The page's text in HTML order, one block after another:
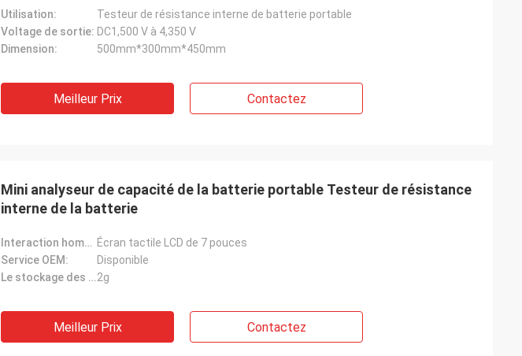
Utilisation:
Testeur de résistance interne de batterie portable
Voltage de sortie: DC1,500 V à 4,350 V
Dimension:
500mm*300mm*450mm
Meilleur Prix Contactez
Mini analyseur de capacité de la batterie portable Testeur de résistance
interne de la batterie
Interaction homme-machine: Écran tactile LCD de 7 pouces
Service OEM:
Disponible
Le stockage des données:2g
Meilleur Prix Contactez